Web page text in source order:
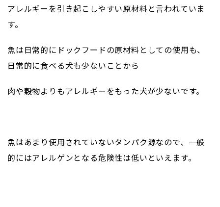
アレルギーを引き起こしやすい原材料と言われていま
す。
魚は日常的にドックフードの原材料としての使用も、
日常的に食べる犬も少ないことから
肉や穀物よりもアレルギーをもった犬が少ないです。
魚はあまり使用されていないタンパク源なので、一般
的にはアレルゲンとなる危険性は低いといえます。